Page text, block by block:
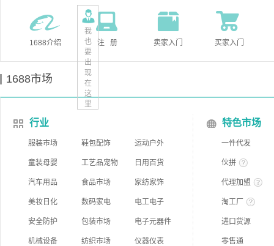
1688介绍 注 册 卖家入门 买家入门
1688市场
行业
服装市场 鞋包配饰 运动户外
童装母婴 工艺品宠物 日用百货
汽车用品 食品市场 家纺家饰
美妆日化 数码家电 电工电子
安全防护 包装市场 电子元器件
机械设备 纺织市场 仪器仪表
特色市场
一件代发
伙拼
代理加盟
淘工厂
进口货源
零售通
我
也
要
出
现
在
这
里